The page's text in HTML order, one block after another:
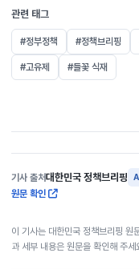
관련 태그
#정부정책 #정책브리핑
#고유제
#들꽃 식재
기사 출처대한민국 정책브리핑
원문 확인
이 기사는 대한민국 정책브리핑 원
과 세부 내용은 원문을 확인해 주세